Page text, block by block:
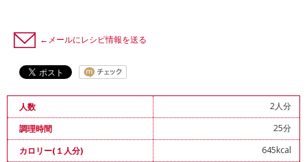
←メールにレシピ情報を送る
人数
2人分
調理時間
25分
カロリー(１人分)
645kcal